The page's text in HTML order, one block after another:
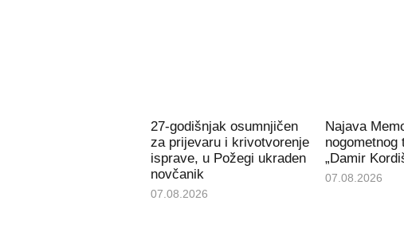
27-godišnjak osumnjičen
za prijevaru i krivotvorenje
isprave, u Požegi ukraden
novčanik
07.08.2026
Najava
nogometnog
„Damir
07.08.2026